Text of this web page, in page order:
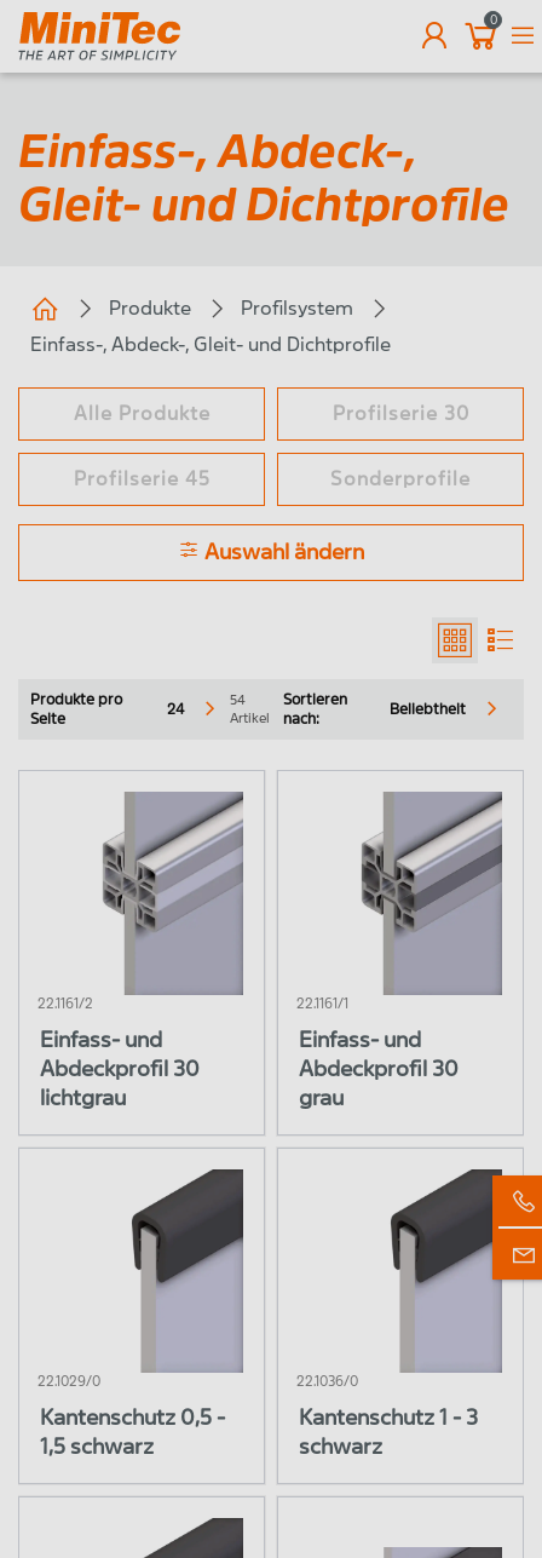
0
Einfass-, Abdeck-,
Gleit- und Dichtprofile
Produkte
Profilsystem
Einfass-, Abdeck-, Gleit- und Dichtprofile
Alle Produkte Profilserie 30
Profilserie 45 Sonderprofile
Auswahl ändern
Abdeckkappen
Scharniere & Gelenke
Griffe, Schlösser & Anschläge
Füße, Rollen, Bodenbefestigungen &
Verstrebungen
Einfass-, Abdeck-, Gleit- und Dichtprofile
Dicht- und Auflageprofile
Gleitschienen & Gleitleisten
Führungsprofile
Einbaufertige Elemente für Hub- und
Schiebetüren
Elektroinstallation
Werkzeuge
Produkte pro
Seite
24
54
Artikel
Sortieren
nach:
Beliebtheit
22.1161/2
Einfass- und
Abdeckprofil 30
lichtgrau
22.1161/1
Einfass- und
Abdeckprofil 30
grau
22.1029/0
Kantenschutz 0,5 -
1,5 schwarz
22.1036/0
Kantenschutz 1 - 3
schwarz